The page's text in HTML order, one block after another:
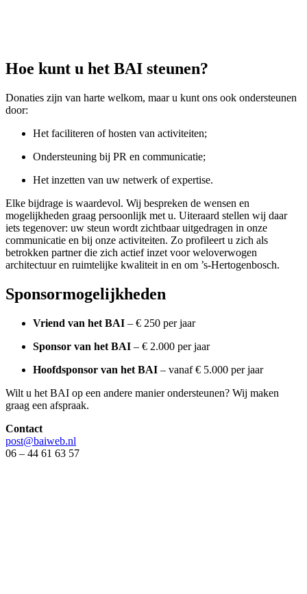
Hoe kunt u het BAI steunen?
Donaties zijn van harte welkom, maar u kunt ons ook ondersteunen
door:
Het faciliteren of hosten van activiteiten;
Ondersteuning bij PR en communicatie;
Het inzetten van uw netwerk of expertise.
Elke bijdrage is waardevol. Wij bespreken de wensen en
mogelijkheden graag persoonlijk met u. Uiteraard stellen wij daar
iets tegenover: uw steun wordt zichtbaar uitgedragen in onze
communicatie en bij onze activiteiten. Zo profileert u zich als
betrokken partner die zich actief inzet voor weloverwogen
architectuur en ruimtelijke kwaliteit in en om ’s-Hertogenbosch.
Sponsormogelijkheden
Vriend van het BAI – € 250 per jaar
Sponsor van het BAI – € 2.000 per jaar
Hoofdsponsor van het BAI – vanaf € 5.000 per jaar
Wilt u het BAI op een andere manier ondersteunen? Wij maken
graag een afspraak.
Contact
post@baiweb.nl
06 – 44 61 63 57